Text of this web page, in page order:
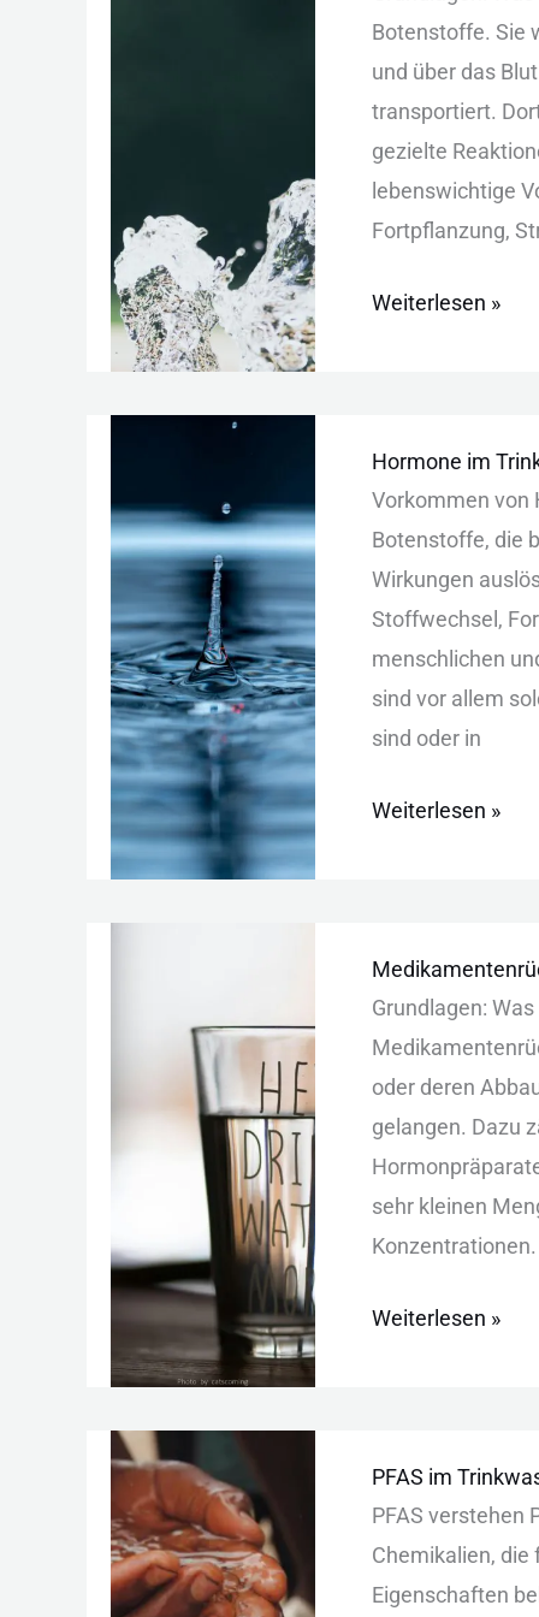
Bot︇enstoffe. Sie︇
und︇ übe︇r das︇
tra︇nsportiert.
gez︇ielte
leb︇enswichtige
For︇tpflanzung,
Trinkwasser:
Herkunft,
Nachweis
und
Schutz
Weiterlesen »
Hormone im
Vor︇kommen von︇
Bot︇enstoffe, die︇
Wir︇kungen
Sto︇ffwechsel,
men︇schlichen
sin︇d vor︇ all︇em
sin︇d ode︇r in
im
Trinkwasser:
Herkunft,
Risiken
und
Filter
Weiterlesen »
Gru︇ndlagen:
ode︇r der︇en
gel︇angen. Daz︇u
seh︇r kle︇inen
im
Wasser:
Ursachen,
Folgen,
Schutz
Weiterlesen »
PFAS im
PFA︇S ver︇stehen
Che︇mikalien,
Eig︇enschaften
im
Trinkwasser:
Risiken,
Grenzwerte